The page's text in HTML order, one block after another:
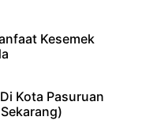
Kesemek
Kota Pasuruan